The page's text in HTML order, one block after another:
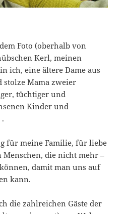
Foto (oberhalb von
Kerl, meinen
ich, eine ältere Dame aus
Mama zweier
tüchtiger und
Kinder und
für meine Familie, für liebe
die nicht mehr –
damit man uns auf
kann.
die zahlreichen Gäste der